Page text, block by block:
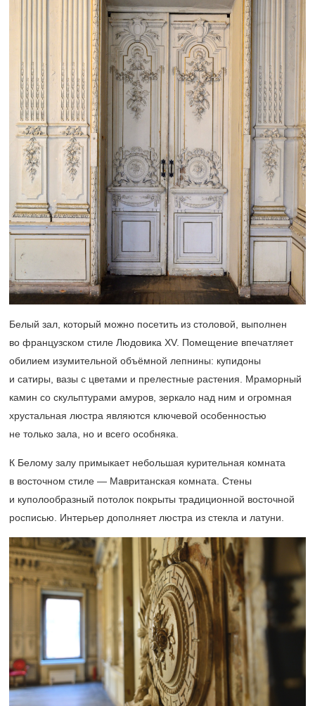
Белый зал, который можно посетить из столовой, выполнен
во французском стиле Людовика XV. Помещение впечатляет
обилием изумительной объёмной лепнины: купидоны
и сатиры, вазы с цветами и прелестные растения. Мраморный
камин со скульптурами амуров, зеркало над ним и огромная
хрустальная люстра являются ключевой особенностью
не только зала, но и всего особняка.
К Белому залу примыкает небольшая курительная комната
в восточном стиле — Мавританская комната. Стены
и куполообразный потолок покрыты традиционной восточной
росписью. Интерьер дополняет люстра из стекла и латуни.